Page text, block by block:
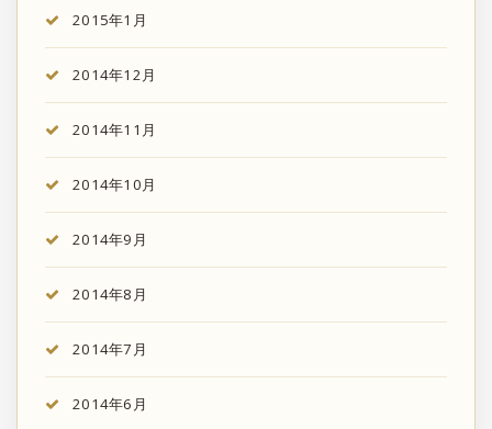
2015年1月
2014年12月
2014年11月
2014年10月
2014年9月
2014年8月
2014年7月
2014年6月